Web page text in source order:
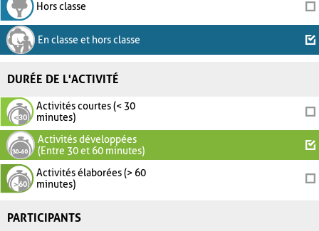
Hors classe
En classe et hors classe
DURÉE DE L'ACTIVITÉ
Activités courtes (< 30
minutes)
Activités développées
(Entre 30 et 60 minutes)
Activités élaborées (> 60
minutes)
PARTICIPANTS